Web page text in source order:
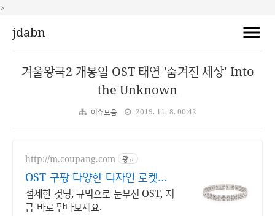
>
jdabn
겨울왕국2 개봉일 OST 태연 '숨겨진 세상' Into
the Unknown
이슈모음 2019. 11. 8. 00:42
http://m.coupang.com 광고
OST 쿠팡 다양한 디자인 로켓배
송
섬세한 컷팅, 큐빅으로 눈부신 OST, 지
금 바로 만나보세요.